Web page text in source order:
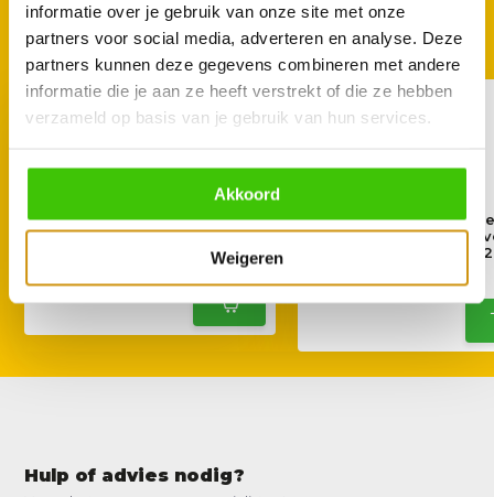
informatie over je gebruik van onze site met onze
partners voor social media, adverteren en analyse. Deze
partners kunnen deze gegevens combineren met andere
informatie die je aan ze heeft verstrekt of die ze hebben
verzameld op basis van je gebruik van hun services.
Akkoord
Weigeren
Met deze accessoires
BestCharcoal Kamado
Compact met onderstel
BestCharcoal
rooster rond 30 cm
Kamado Compact
34,95
Hulp of advies nodig?